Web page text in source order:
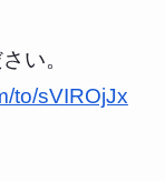
い。
to/sVIROjJx